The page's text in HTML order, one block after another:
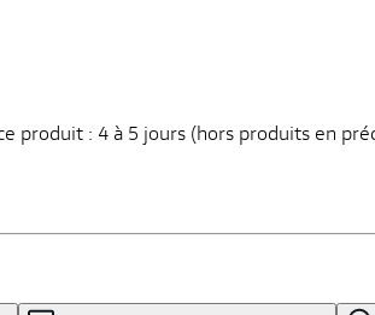
produit : 4 à 5 jours (hors produits en